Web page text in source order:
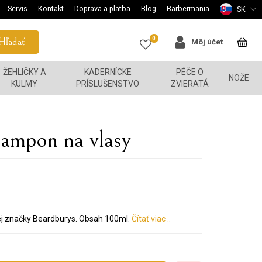
Servis Kontakt Doprava a platba Blog Barbermania SK
0 Môj účet
ŽEHLIČKY A
KULMY
KADERNÍCKE
PRÍSLUŠENSTVO
PÉČE O
ZVIERATÁ
NOŽE
na vlasy
značky Beardburys. Obsah 100ml.Čítať viac ..